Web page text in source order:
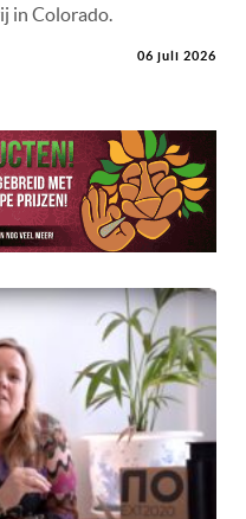
in Colorado.
06 juli 2026